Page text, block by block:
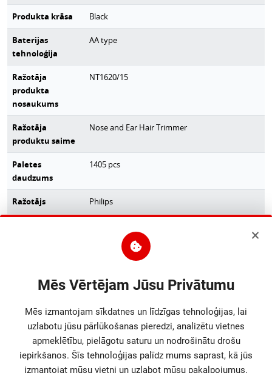
Produkta krāsa Black
Baterijas
tehnoloģija
AA type
Ražotāja
produkta
nosaukums
NT1620/15
Ražotāja
produktu saime
Nose and Ear Hair Trimmer
Paletes
daudzums
1405 pcs
Ražotājs Philips
(galvenā kaste)
Taras svars
(galvenā kaste)
0.455 kg
Mēs Vērtējam Jūsu Privātumu
Mēs izmantojam sīkdatnes un līdzīgas tehnoloģijas, lai
uzlabotu jūsu pārlūkošanas pieredzi, analizētu vietnes
apmeklētību, pielāgotu saturu un nodrošinātu drošu
iepirkšanos. Šīs tehnoloģijas palīdz mums saprast, kā jūs
izmantojat mūsu vietni un uzlabot mūsu pakalpojumus.